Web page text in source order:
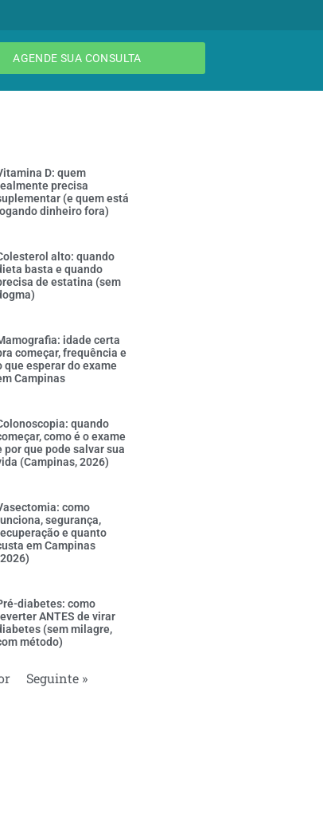
AGENDE SUA CONSULTA
D: quem
precisa
(e quem está
dinheiro fora)
alto: quando
basta e quando
de estatina (sem
idade certa
começar, frequência e
que esperar do exame
Campinas
quando
como é o exame
por que pode salvar sua
(Campinas, 2026)
como
segurança,
e quanto
em Campinas
diabetes: como
ANTES de virar
(sem milagre,
método)
Seguinte »